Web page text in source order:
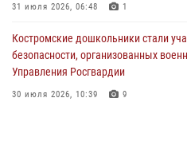
31 июля 2026, 06:48 1
Костромские дошкольники стали
безопасности, организованных
Управления Росгвардии
30 июля 2026, 10:39 9